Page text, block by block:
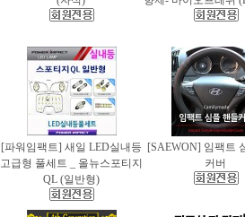
[파워임팩트] 새일 LED실내등
고급형 풀세트 _ 올뉴스포티지
QL (일반형)
[SAEWON] 임팩트
커버